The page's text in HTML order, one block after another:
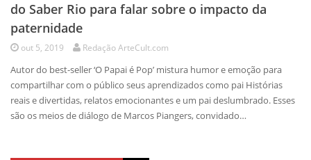
do Saber Rio para falar sobre o impacto da
paternidade
out 5, 2019 Redação ArteCult.com
Autor do best-seller ‘O Papai é Pop’ mistura humor e emoção para
compartilhar com o público seus aprendizados como pai Histórias
reais e divertidas, relatos emocionantes e um pai deslumbrado. Esses
são os meios de diálogo de Marcos Piangers, convidado…